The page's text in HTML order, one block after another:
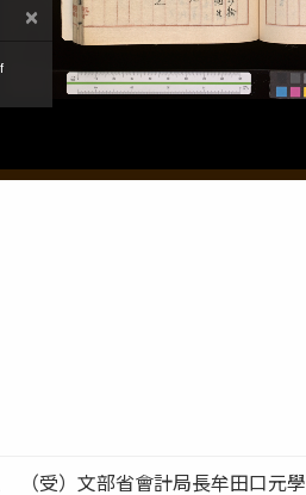
（受）文部省會計局長牟田口元學